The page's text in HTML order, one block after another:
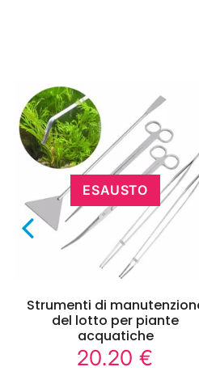
ESAUSTO
Strumenti di
del lotto per piante
acquatiche
Prezzo
20.20 €